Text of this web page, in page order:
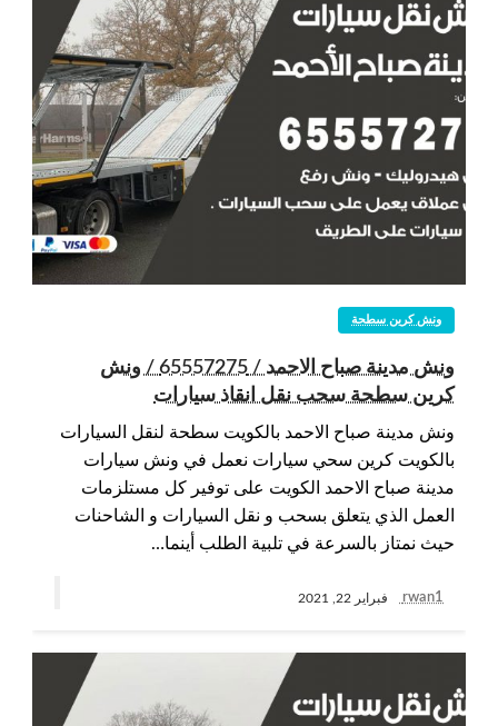
ونش كرين سطحة
ونش مدينة صباح الاحمد / 65557275 / ونش
كرين سطحة سحب نقل انقاذ سيارات
ونش مدينة صباح الاحمد بالكويت سطحة لنقل السيارات
بالكويت كرين سحي سيارات نعمل في ونش سيارات
مدينة صباح الاحمد الكويت على توفير كل مستلزمات
العمل الذي يتعلق بسحب و نقل السيارات و الشاحنات
حيث نمتاز بالسرعة في تلبية الطلب أينما…
rwan1 فبراير 22, 2021